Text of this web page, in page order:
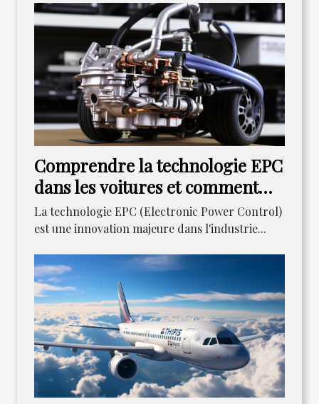
Comprendre la technologie EPC
dans les voitures et comment
résoudre ses problèmes
courants
La technologie EPC (Electronic Power Control)
est une innovation majeure dans l'industrie...